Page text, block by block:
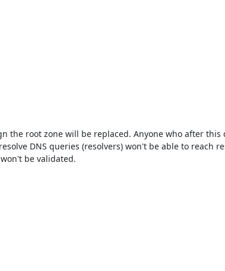
the root zone will be replaced. Anyone who after
DNS queries (resolvers) won't be able to reach
be validated.